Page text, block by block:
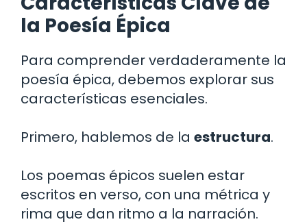
la Poesía Épica
Para comprender verdaderamente la
poesía épica, debemos explorar sus
características esenciales.
Primero, hablemos de la estructura.
Los poemas épicos suelen estar
escritos en verso, con una métrica y
rima que dan ritmo a la narración.